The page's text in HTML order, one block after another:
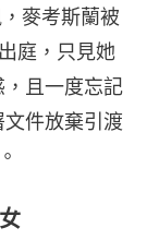
麥考斯蘭被
庭，只見她
且一度忘記
件放棄引渡